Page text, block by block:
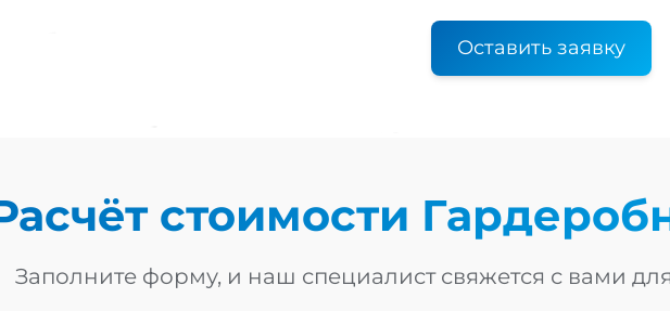
Оставить заявку
стоимости
Заполните форму, и наш специалист свяжется с вами